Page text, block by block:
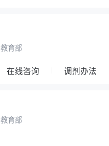
教育部
在线咨询 调剂办法
教育部